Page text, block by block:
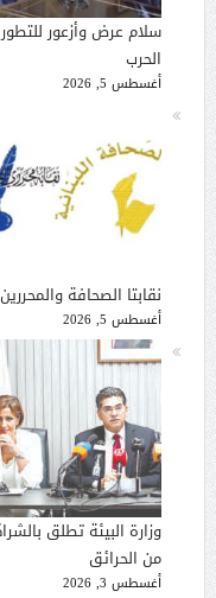
سلام عرض وأزعور
الحرب
أغسطس 5, 2026
نقابتا الصحافة
أغسطس 5, 2026
وزارة البيئة تطلق
من الحرائق
أغسطس 3, 2026